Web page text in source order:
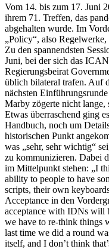
Vom 14. bis zum 17. Juni
ihrem 71. Treffen, das
abgehalten wurde. Im
„Policy“, also
Zu den spannendsten
Juni, bei der sich das
Regierungsbeirat
üblich bilateral trafen. Auf
nächsten
Marby zögerte nicht lange,
Etwas überraschend ging
Handbuch, noch um
historischen Punkt
was „sehr, sehr wichtig“
zu kommunizieren. Dabei
im Mittelpunkt stehen: „I
ability to people to have
scripts, their own
Acceptance in den
acceptance with IDNs will
we have to re-think things
last time we did a round
itself, and I don’t think